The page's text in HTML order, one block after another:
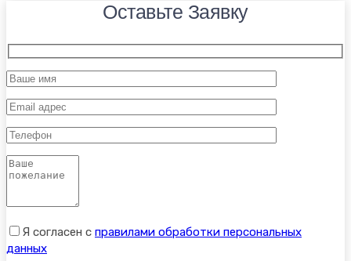
Оставьте Заявку
Я согласен с правилами обработки персональных
данных